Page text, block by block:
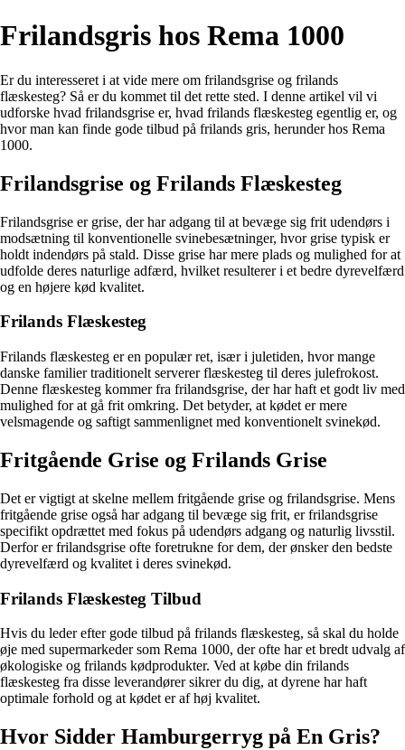
Frilandsgris hos Rema 1000
Er du interesseret i at vide mere om frilandsgrise og frilands
flæskesteg? Så er du kommet til det rette sted. I denne artikel vil vi
udforske hvad frilandsgrise er, hvad frilands flæskesteg egentlig er, og
hvor man kan finde gode tilbud på frilands gris, herunder hos Rema
1000.
Frilandsgrise og Frilands Flæskesteg
Frilandsgrise er grise, der har adgang til at bevæge sig frit udendørs i
modsætning til konventionelle svinebesætninger, hvor grise typisk er
holdt indendørs på stald. Disse grise har mere plads og mulighed for at
udfolde deres naturlige adfærd, hvilket resulterer i et bedre dyrevelfærd
og en højere kød kvalitet.
Frilands Flæskesteg
Frilands flæskesteg er en populær ret, især i juletiden, hvor mange
danske familier traditionelt serverer flæskesteg til deres julefrokost.
Denne flæskesteg kommer fra frilandsgrise, der har haft et godt liv med
mulighed for at gå frit omkring. Det betyder, at kødet er mere
velsmagende og saftigt sammenlignet med konventionelt svinekød.
Fritgående Grise og Frilands Grise
Det er vigtigt at skelne mellem fritgående grise og frilandsgrise. Mens
fritgående grise også har adgang til bevæge sig frit, er frilandsgrise
specifikt opdrættet med fokus på udendørs adgang og naturlig livsstil.
Derfor er frilandsgrise ofte foretrukne for dem, der ønsker den bedste
dyrevelfærd og kvalitet i deres svinekød.
Frilands Flæskesteg Tilbud
Hvis du leder efter gode tilbud på frilands flæskesteg, så skal du holde
øje med supermarkeder som Rema 1000, der ofte har et bredt udvalg af
økologiske og frilands kødprodukter. Ved at købe din frilands
flæskesteg fra disse leverandører sikrer du dig, at dyrene har haft
optimale forhold og at kødet er af høj kvalitet.
Hvor Sidder Hamburgerryg på En Gris?